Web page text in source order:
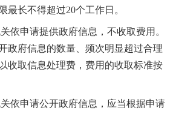
最长不得超过20个工作日。
依申请提供政府信息，不收取费用。
政府信息的数量、频次明显超过合理
收取信息处理费，费用的收取标准按
依申请公开政府信息，应当根据申请